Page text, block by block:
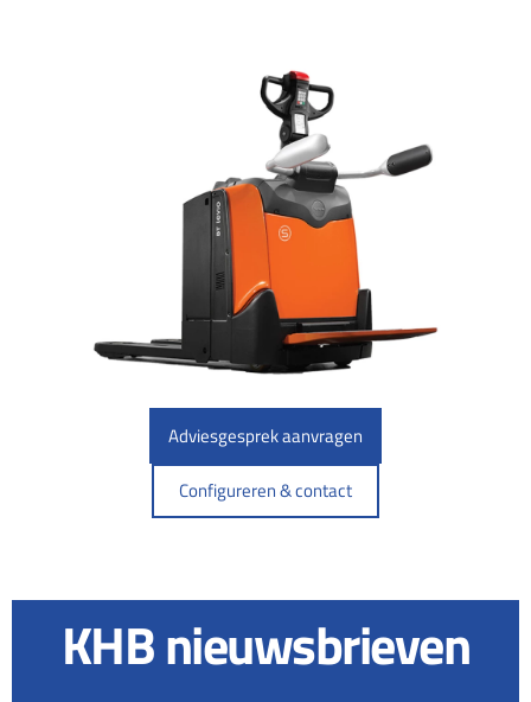
Adviesgesprek aanvragen
Configureren & contact
KHB nieuwsbrieven